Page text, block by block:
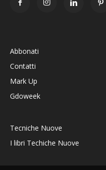
Abbonati
Contatti
Mark Up
Gdoweek
Tecniche Nuove
I libri Techiche Nuove